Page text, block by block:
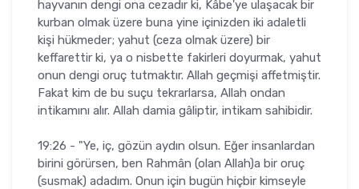
hayvanın dengi ona cezadır ki, Kâbe'ye ulaşacak bir
kurban olmak üzere buna yine içinizden iki adaletli
kişi hükmeder; yahut (ceza olmak üzere) bir
keffarettir ki, ya o nisbette fakirleri doyurmak, yahut
onun dengi oruç tutmaktır. Allah geçmişi affetmiştir.
Fakat kim de bu suçu tekrarlarsa, Allah ondan
intikamını alır. Allah damia gâliptir, intikam sahibidir.
19:26 - "Ye, iç, gözün aydın olsun. Eğer insanlardan
birini görürsen, ben Rahmân (olan Allah)a bir oruç
(susmak) adadım. Onun için bugün hiçbir kimseyle